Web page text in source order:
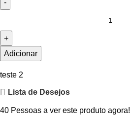
Adicionar
teste 2
Lista de Desejos
40 Pessoas a ver este produto agora!